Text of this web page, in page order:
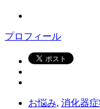
プロフィール
お悩み, 消化器症